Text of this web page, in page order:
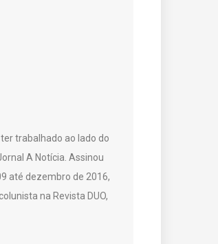
trabalhado ao lado do
A Notícia. Assinou
até dezembro de 2016,
na Revista DUO,